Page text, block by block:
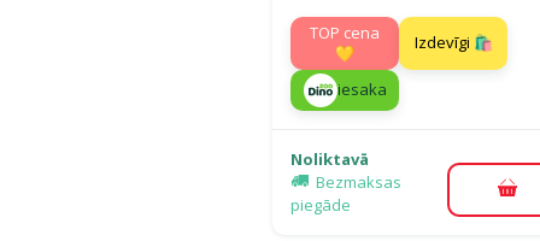
TOP cena
💛
Izdevīgi 🛍️
iesaka
Noliktavā
Bezmaksas
piegāde